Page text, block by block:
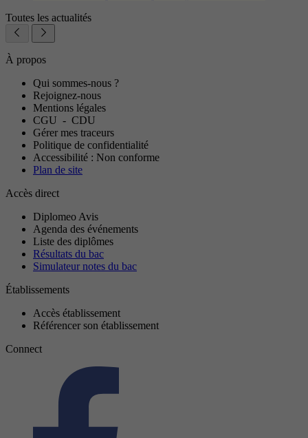
Toutes les actualités
À propos
Qui sommes-nous ?
Rejoignez-nous
Mentions légales
CGU - CDU
Gérer mes traceurs
Politique de confidentialité
Accessibilité : Non conforme
Plan de site
Accès direct
Diplomeo Avis
Agenda des événements
Liste des diplômes
Résultats du bac
Simulateur notes du bac
Établissements
Accès établissement
Référencer son établissement
Connect